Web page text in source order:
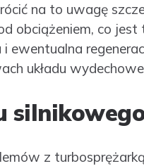
na to uwagę
obciążeniem, co
ewentualna
układu
z